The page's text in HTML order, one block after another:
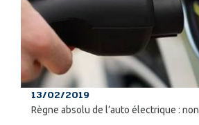
13/02/2019
Règne absolu de l’auto électrique : non